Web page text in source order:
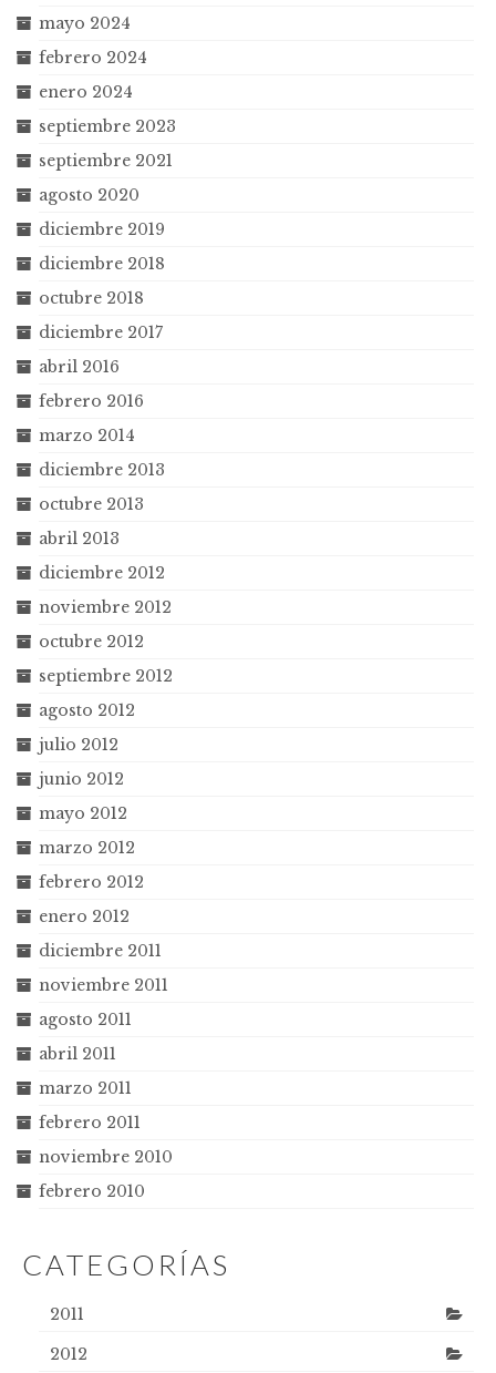
mayo 2024
febrero 2024
enero 2024
septiembre 2023
septiembre 2021
agosto 2020
diciembre 2019
diciembre 2018
octubre 2018
diciembre 2017
abril 2016
febrero 2016
marzo 2014
diciembre 2013
octubre 2013
abril 2013
diciembre 2012
noviembre 2012
octubre 2012
septiembre 2012
agosto 2012
julio 2012
junio 2012
mayo 2012
marzo 2012
febrero 2012
enero 2012
diciembre 2011
noviembre 2011
agosto 2011
abril 2011
marzo 2011
febrero 2011
noviembre 2010
febrero 2010
CATEGORÍAS
2011
2012